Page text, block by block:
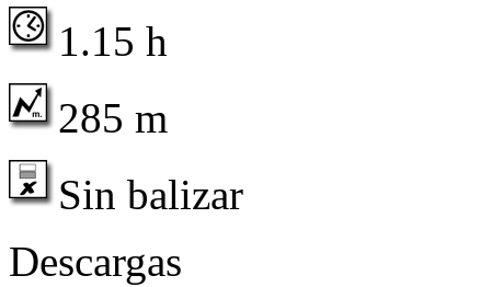
1.15 h
285 m
Sin balizar
Descargas